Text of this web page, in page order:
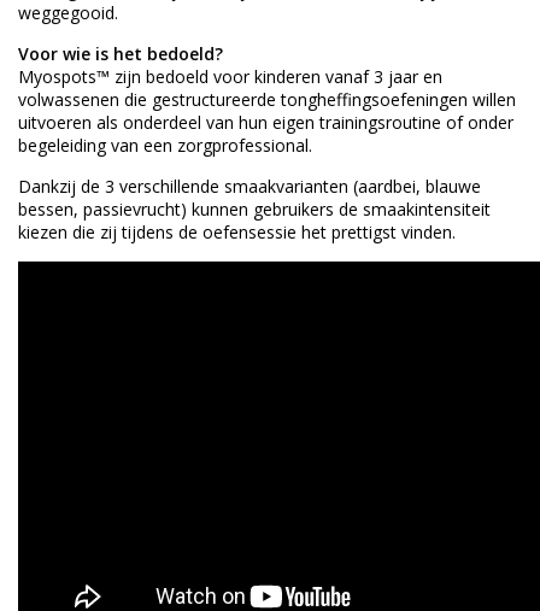
weggegooid.
Voor wie is het bedoeld?
Myospots™ zijn bedoeld voor kinderen vanaf 3 jaar en
volwassenen die gestructureerde tongheffingsoefeningen willen
uitvoeren als onderdeel van hun eigen trainingsroutine of onder
begeleiding van een zorgprofessional.
Dankzij de 3 verschillende smaakvarianten (aardbei, blauwe
bessen, passievrucht) kunnen gebruikers de smaakintensiteit
kiezen die zij tijdens de oefensessie het prettigst vinden.